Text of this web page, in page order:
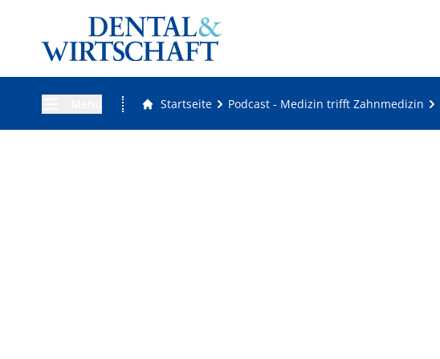
Startseite Podcast - Medizin trifft Zahnmedizin